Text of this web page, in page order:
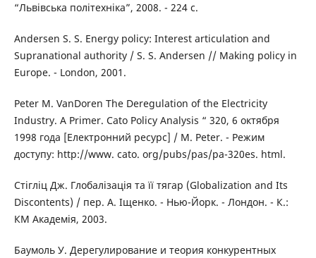
“Львівська політехніка”, 2008. - 224 с.
Andersen S. S. Energy policy: Interest articulation and
Supranational authority / S. S. Andersen // Making policy in
Europe. - London, 2001.
Peter M. VanDoren The Deregulation of the Electricity
Industry. A Primer. Cato Policy Analysis “ 320, 6 октября
1998 года [Електронний ресурс] / M. Peter. - Режим
доступу: http://www. cato. org/pubs/pas/pa-320es. html.
Стігліц Дж. Глобалізація та її тягар (Globalization and Its
Discontents) / пер. А. Іщенко. - Нью-Йорк. - Лондон. - К.:
КМ Академія, 2003.
Баумоль У. Дерегулирование и теория конкурентных